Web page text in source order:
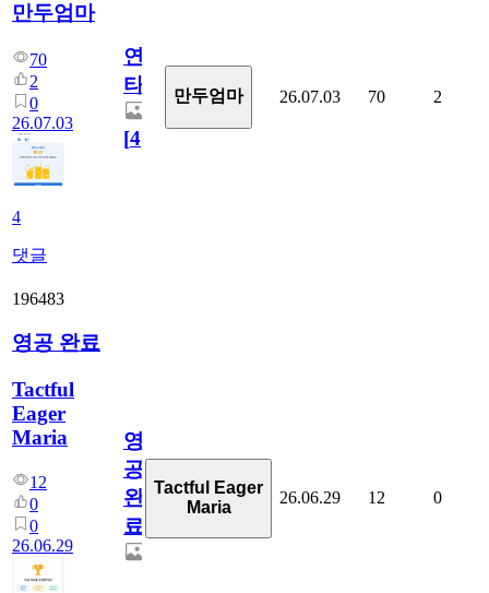
만두엄마
70
2
0
26.07.03
4
댓글
연
타
[4]
만두엄마 26.07.03 70 2
196483
영공 완료
Tactful
Eager
Maria
12
0
0
26.06.29
영
공
완
료
Tactful Eager
Maria
26.06.29 12 0